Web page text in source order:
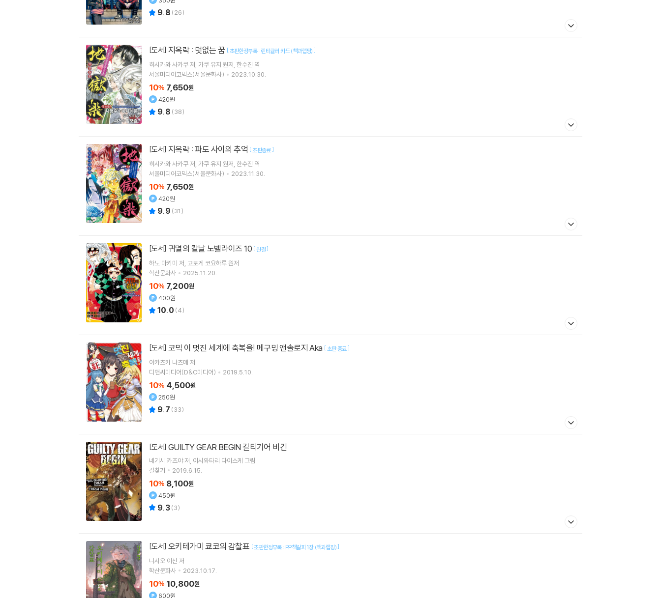
9.8 (26)
[도서] 지옥락 : 덧없는 꿈 [초판한정부록 : 렌티큘러 카드 (책과랩핑) ]
히시카와 사카쿠저 가쿠 유지 원저 한수진 역
서울미디어코믹스(서울문화사)
2023.10.30.
10% 7,650원
420원
9.8 (38)
[도서] 지옥락 : 파도 사이의 추억 [초판종료]
히시카와 사카쿠저 가쿠 유지 원저 한수진 역
서울미디어코믹스(서울문화사)
2023.11.30.
10% 7,650원
420원
9.9 (31)
[도서] 귀멸의 칼날 노벨라이즈 10 [완결]
하노 마키미 저 고토게 코요하루원저
학산문화사
2025.11.20.
10% 7,200원
400원
10.0 (4)
[도서] 코믹 이 멋진 세계에 축복을! 메구밍 앤솔로지 Aka [초판 종료]
아카츠키 나츠메 저
디앤씨미디어(D&C미디어)
2019.5.10.
10% 4,500원
250원
9.7 (33)
[도서] GUILTY GEAR BEGIN 길티기어 비긴
네기시 카즈야저 이시와타리 다이스케 그림
길찾기
2019.6.15.
10% 8,100원
450원
9.3(3)
[도서] 오키테가미 쿄코의 감찰표 [초판한정부록 : PP책갈피 1장 (책과랩핑)]
니시오 이신 저
학산문화사
2023.10.17.
10% 10,800원
600원